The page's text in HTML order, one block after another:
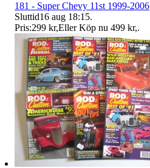
181 - Super Chevy 11st 1999-2006
Sluttid16 aug 18:15.
Pris:299 kr,Eller Köp nu 499 kr,.